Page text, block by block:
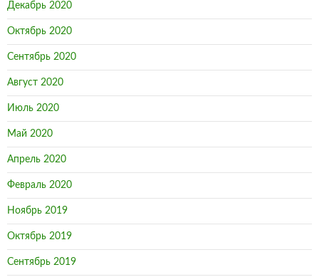
Декабрь 2020
Октябрь 2020
Сентябрь 2020
Август 2020
Июль 2020
Май 2020
Апрель 2020
Февраль 2020
Ноябрь 2019
Октябрь 2019
Сентябрь 2019